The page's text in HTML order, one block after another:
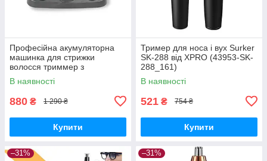
Професійна акумуляторна
машинка для стрижки
волосся триммер з
насадками XRPO V-172 синя
(V-172_501)
В наявності
880 ₴ 1 290 ₴
Купити
Тример для носа і вух Surker
SK-288 від XPRO (43953-SK-
288_161)
В наявності
521 ₴ 754 ₴
Купити
–31% –31%